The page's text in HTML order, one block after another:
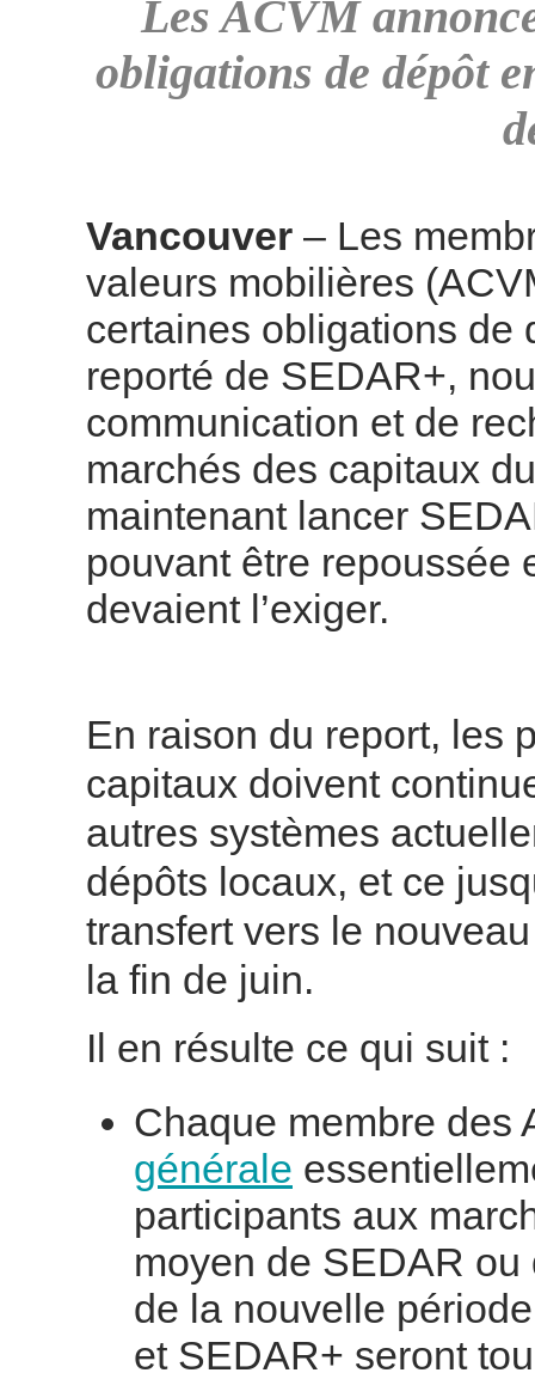
Les ACVM
obligations de dépôt
Vancouver – Les
valeurs mobilières
certaines obligations de
reporté de SEDAR+,
communication et de
marchés des capitaux
maintenant lancer
pouvant être repoussée
devaient l’exiger.
En raison du report, les
capitaux doivent
autres systèmes
dépôts locaux, et ce
transfert vers le
la fin de juin.
Il en résulte ce qui suit :
Chaque membre des
générale
participants aux
moyen de SEDAR ou
de la nouvelle
et SEDAR+ seront